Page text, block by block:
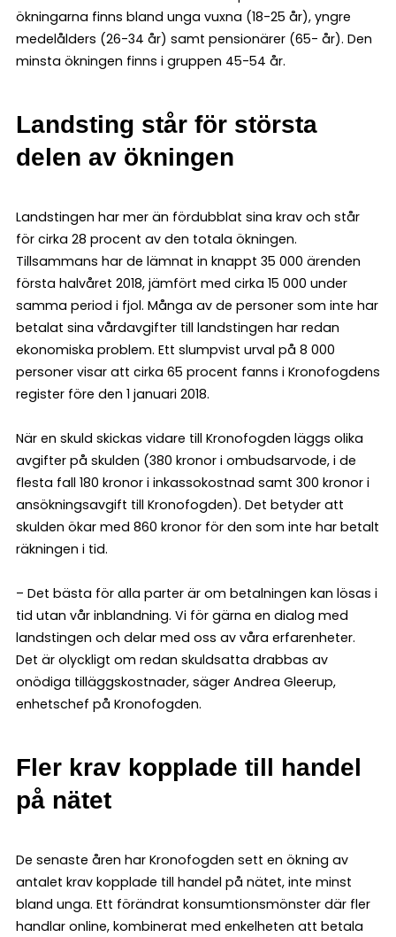
ökningarna finns bland unga vuxna (18-25 år), yngre
medelålders (26-34 år) samt pensionärer (65- år). Den
minsta ökningen finns i gruppen 45-54 år.
Landsting står för största
delen av ökningen
Landstingen har mer än fördubblat sina krav och står
för cirka 28 procent av den totala ökningen.
Tillsammans har de lämnat in knappt 35 000 ärenden
första halvåret 2018, jämfört med cirka 15 000 under
samma period i fjol. Många av de personer som inte har
betalat sina vårdavgifter till landstingen har redan
ekonomiska problem. Ett slumpvist urval på 8 000
personer visar att cirka 65 procent fanns i Kronofogdens
register före den 1 januari 2018.
När en skuld skickas vidare till Kronofogden läggs olika
avgifter på skulden (380 kronor i ombudsarvode, i de
flesta fall 180 kronor i inkassokostnad samt 300 kronor i
ansökningsavgift till Kronofogden). Det betyder att
skulden ökar med 860 kronor för den som inte har betalt
räkningen i tid.
– Det bästa för alla parter är om betalningen kan lösas i
tid utan vår inblandning. Vi för gärna en dialog med
landstingen och delar med oss av våra erfarenheter.
Det är olyckligt om redan skuldsatta drabbas av
onödiga tilläggskostnader, säger Andrea Gleerup,
enhetschef på Kronofogden.
Fler krav kopplade till handel
på nätet
De senaste åren har Kronofogden sett en ökning av
antalet krav kopplade till handel på nätet, inte minst
bland unga. Ett förändrat konsumtionsmönster där fler
handlar online, kombinerat med enkelheten att betala